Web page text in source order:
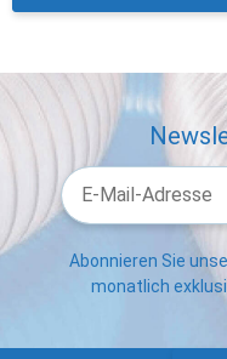
Abonnieren Sie
monatlich